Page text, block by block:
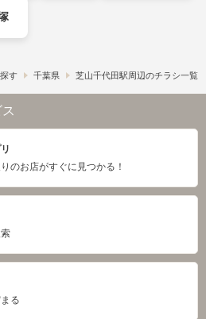
す 千葉県 芝山千代田駅周辺のチラシ一覧
のお店がすぐに見つかる！
る